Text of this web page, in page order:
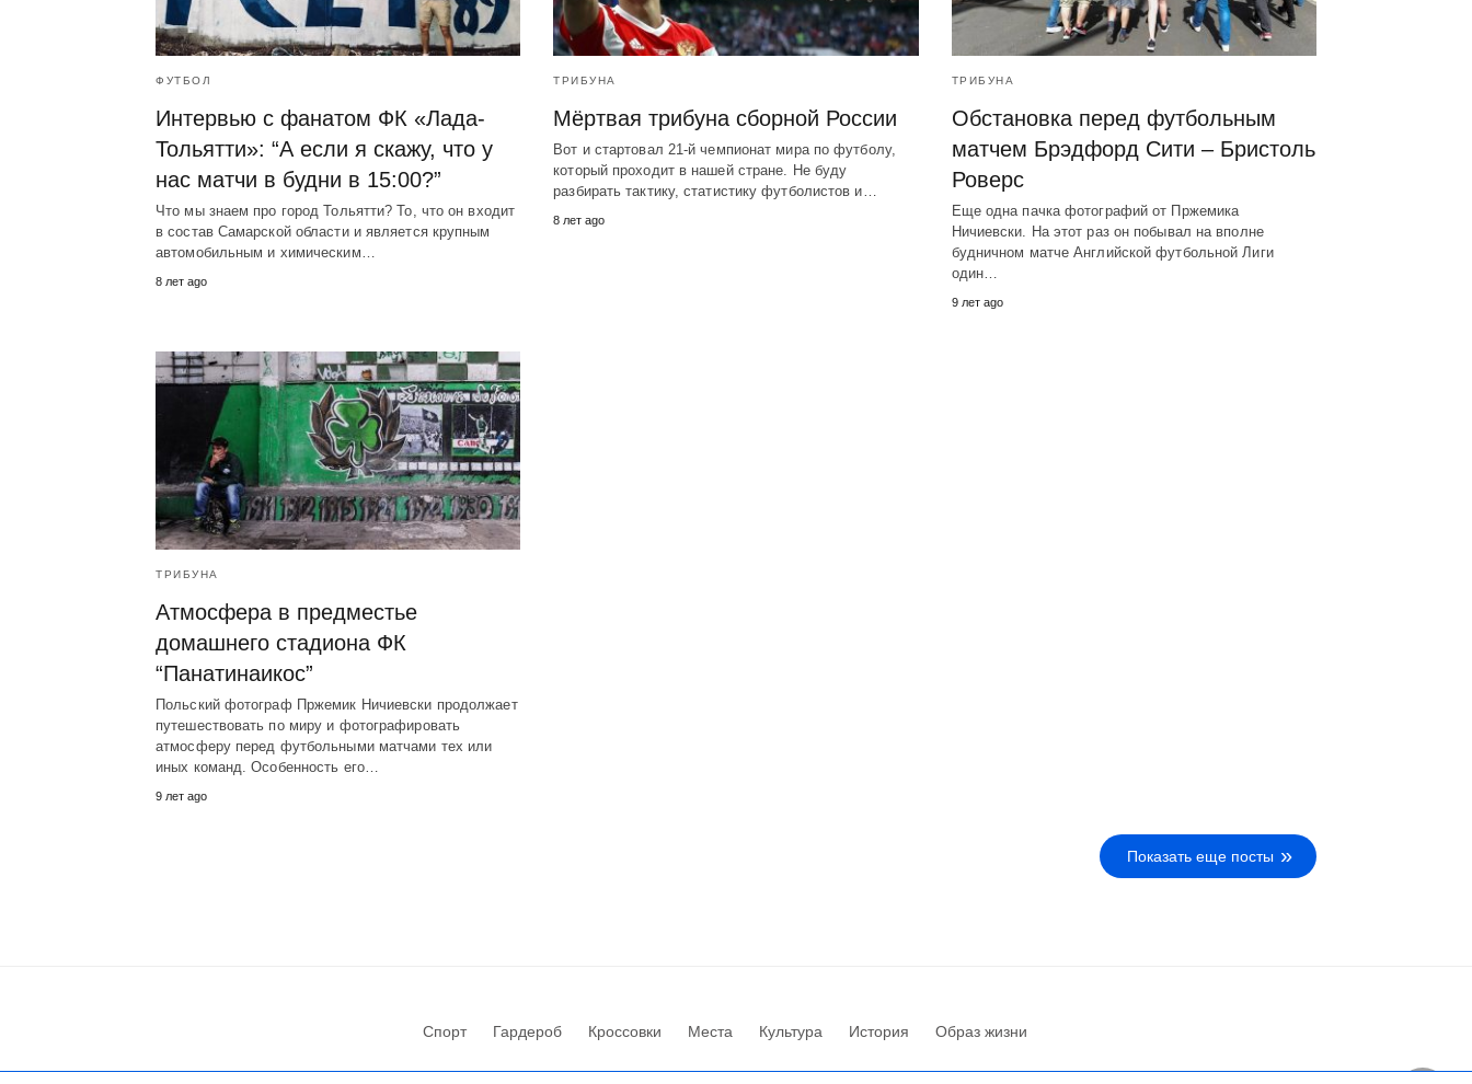
ФУТБОЛ
Интервью с фанатом ФК «Лада-
Тольятти»: “А если я скажу, что у
нас матчи в будни в 15:00?”
Что мы знаем про город Тольятти? То, что он входит
в состав Самарской области и является крупным
автомобильным и химическим…
8 лет ago
ТРИБУНА
Мёртвая трибуна сборной России
Вот и стартовал 21-й чемпионат мира по футболу,
который проходит в нашей стране. Не буду
разбирать тактику, статистику футболистов и…
8 лет ago
ТРИБУНА
Обстановка перед футбольным
матчем Брэдфорд Сити – Бристоль
Роверс
Еще одна пачка фотографий от Пржемика
Ничиевски. На этот раз он побывал на вполне
будничном матче Английской футбольной Лиги
один…
9 лет ago
ТРИБУНА
Атмосфера в предместье
домашнего стадиона ФК
“Панатинаикос”
Польский фотограф Пржемик Ничиевски продолжает
путешествовать по миру и фотографировать
атмосферу перед футбольными матчами тех или
иных команд. Особенность его…
9 лет ago
Показать еще посты
Спорт Гардероб Кроссовки Места Культура История Образ жизни